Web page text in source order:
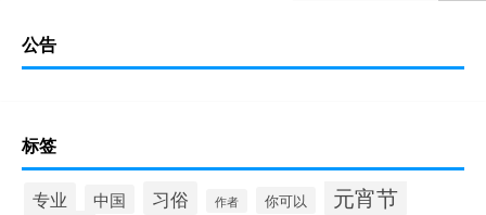
公告
标签
专业 中国 习俗 作者 你可以 元宵节